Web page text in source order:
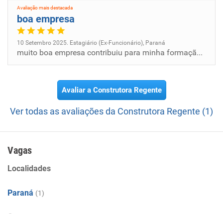
Avaliação mais destacada
boa empresa
10 Setembro 2025. Estagiário (Ex-Funcionário), Paraná
muito boa empresa contribuiu para minha formação profissional como engenheiro
Avaliar a Construtora Regente
Ver todas as avaliações da Construtora Regente (1)
Vagas
Localidades
Paraná (1)